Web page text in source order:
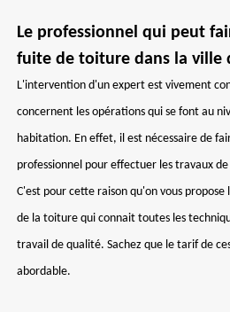
Le professionnel qui peut
fuite de toiture dans la ville
L'intervention d'un expert est vivement
concernent les opérations qui se font au
habitation. En effet, il est nécessaire de
professionnel pour effectuer les travaux
C'est pour cette raison qu'on vous propose
de la toiture qui connait toutes les
travail de qualité. Sachez que le tarif de
abordable.